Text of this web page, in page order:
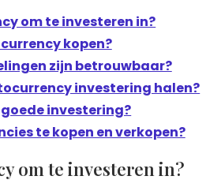
om te investeren in?
kopen?
zijn betrouwbaar?
investering halen?
investering?
te kopen en verkopen?
om te investeren in?